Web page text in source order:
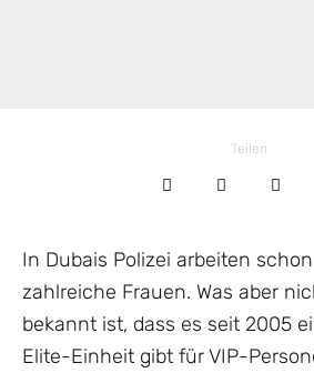
Teilen
In Dubais Polizei arbeiten
zahlreiche Frauen. Was aber
bekannt ist, dass es seit 2005
Elite-Einheit gibt für VIP-